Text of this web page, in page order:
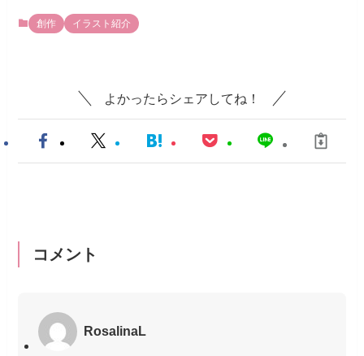
創作 イラスト紹介
よかったらシェアしてね！
コメント
RosalinaL